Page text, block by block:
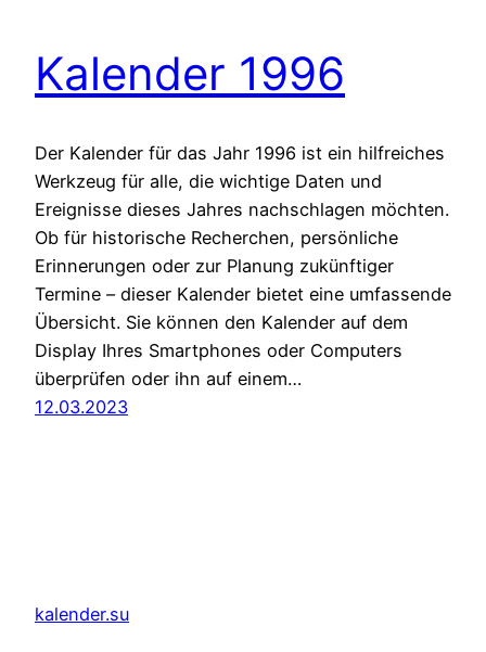
Kalender 1996
Der Kalender für das Jahr 1996 ist ein hilfreiches
Werkzeug für alle, die wichtige Daten und
Ereignisse dieses Jahres nachschlagen möchten.
Ob für historische Recherchen, persönliche
Erinnerungen oder zur Planung zukünftiger
Termine – dieser Kalender bietet eine umfassende
Übersicht. Sie können den Kalender auf dem
Display Ihres Smartphones oder Computers
überprüfen oder ihn auf einem…
12.03.2023
kalender.su